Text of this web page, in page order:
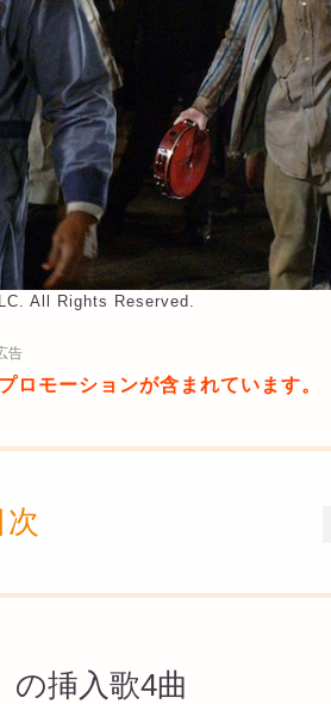
All Rights Reserved.
告
ロモーションが含まれています。
次
の挿入歌4曲